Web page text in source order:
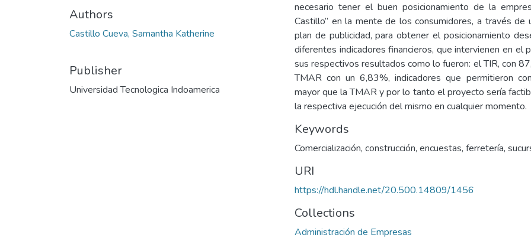
Authors
Castillo Cueva, Samantha Katherine
Publisher
Universidad Tecnologica Indoamerica
necesario tener el buen posicionamiento de la
Castillo” en la mente de los consumidores, a través de
plan de publicidad, para obtener el posicionamiento
diferentes indicadores financieros, que intervienen en el
sus respectivos resultados como lo fueron: el TIR, con
TMAR con un 6,83%, indicadores que permitieron
mayor que la TMAR y por lo tanto el proyecto sería
la respectiva ejecución del mismo en cualquier momento.
Keywords
Comercialización, construcción, encuestas, ferretería,
URI
https://hdl.handle.net/20.500.14809/1456
Collections
Administración de Empresas